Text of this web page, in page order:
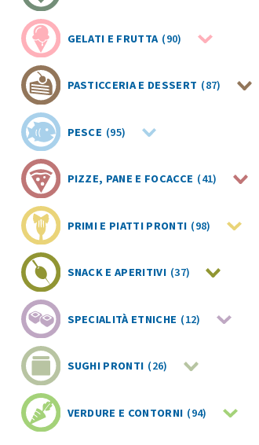
GELATI E FRUTTA (90)
PASTICCERIA E DESSERT (87)
PESCE (95)
PIZZE, PANE E FOCACCE (41)
PRIMI E PIATTI PRONTI (98)
SNACK E APERITIVI (37)
SPECIALITÀ ETNICHE (12)
SUGHI PRONTI (26)
VERDURE E CONTORNI (94)